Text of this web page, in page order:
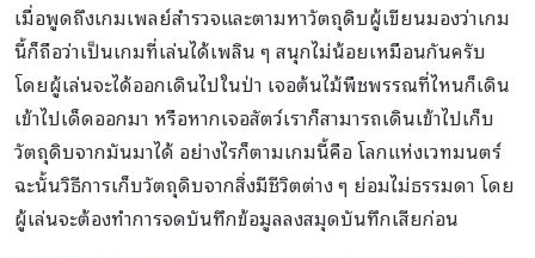
เมื่อพูดถึงเกมเพลย์สำรวจและตามหาวัตถุดิบผู้เขียนมองว่าเกม
นี้ก็ถือว่าเป็นเกมที่เล่นได้เพลิน ๆ สนุกไม่น้อยเหมือนกันครับ
โดยผู้เล่นจะได้ออกเดินไปในป่า เจอต้นไม้พืชพรรณที่ไหนก็เดิน
เข้าไปเด็ดออกมา หรือหากเจอสัตว์เราก็สามารถเดินเข้าไปเก็บ
วัตถุดิบจากมันมาได้ อย่างไรก็ตามเกมนี้คือ โลกแห่งเวทมนตร์
ฉะนั้นวิธีการเก็บวัตถุดิบจากสิ่งมีชีวิตต่าง ๆ ย่อมไม่ธรรมดา โดย
ผู้เล่นจะต้องทำการจดบันทึกข้อมูลลงสมุดบันทึกเสียก่อน